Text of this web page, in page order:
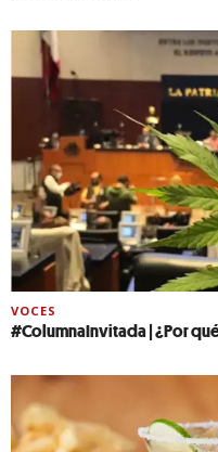
VOCES
#ColumnaInvitada | ¿Por